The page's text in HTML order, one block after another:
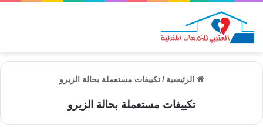
الرئيسية / تكييفات مستعملة بحالة الزيرو
تكييفات مستعملة بحالة الزيرو